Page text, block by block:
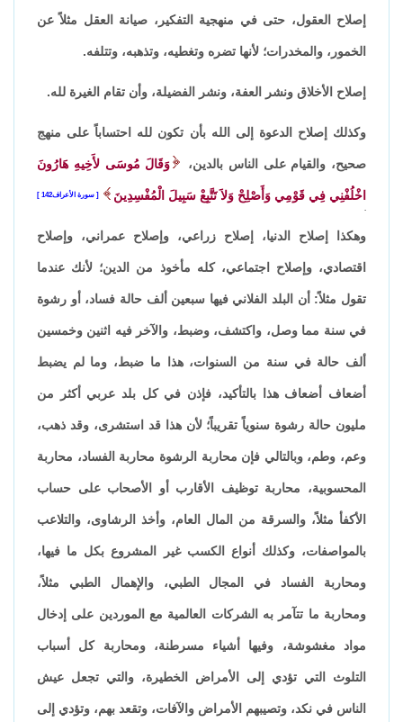
إصلاح العقول، حتى في منهجية التفكير، صيانة العقل مثلاً عن
الخمور، والمخدرات؛ لأنها تضره وتغطيه، وتذهبه، وتتلفه.
إصلاح الأخلاق ونشر العفة، ونشر الفضيلة، وأن تقام الغيرة لله.
وكذلك إصلاح الدعوة إلى الله بأن تكون لله احتساباً على منهج
صحيح، والقيام على الناس بالدين، وَقَالَ مُوسَى لأَخِيهِ هَارُونَ
اخْلُفْنِي فِي قَوْمِي وَأَصْلِحْ وَلاَ تَتَّبِعْ سَبِيلَ الْمُفْسِدِينَ
سورة الأعراف142
وهكذا إصلاح الدنيا، إصلاح زراعي، وإصلاح عمراني، وإصلاح
اقتصادي، وإصلاح اجتماعي، كله مأخوذ من الدين؛ لأنك عندما
تقول مثلاً: أن البلد الفلاني فيها سبعين ألف حالة فساد، أو رشوة
في سنة مما وصل، واكتشف، وضبط، والآخر فيه اثنين وخمسين
ألف حالة في سنة من السنوات، هذا ما ضبط، وما لم يضبط
أضعاف أضعاف هذا بالتأكيد، فإذن في كل بلد عربي أكثر من
مليون حالة رشوة سنوياً تقريباً؛ لأن هذا قد استشرى، وقد ذهب،
وعم، وطم، وبالتالي فإن محاربة الرشوة محاربة الفساد، محاربة
المحسوبية، محاربة توظيف الأقارب أو الأصحاب على حساب
الأكفأ مثلاً، والسرقة من المال العام، وأخذ الرشاوى، والتلاعب
بالمواصفات، وكذلك أنواع الكسب غير المشروع بكل ما فيها،
ومحاربة الفساد في المجال الطبي، والإهمال الطبي مثلاً،
ومحاربة ما تتآمر به الشركات العالمية مع الموردين على إدخال
مواد مغشوشة، وفيها أشياء مسرطنة، ومحاربة كل أسباب
التلوث التي تؤدي إلى الأمراض الخطيرة، والتي تجعل عيش
الناس في نكد، وتصيبهم الأمراض والآفات، وتقعد بهم، وتؤدي إلى